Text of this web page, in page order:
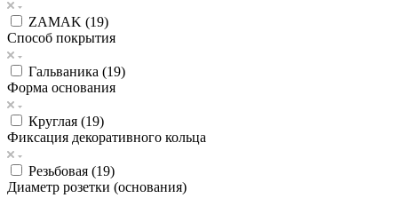
ZAMAK (19)
Способ покрытия
Гальваника (19)
Форма основания
Круглая (19)
Фиксация декоративного кольца
Резьбовая (19)
Диаметр розетки (основания)